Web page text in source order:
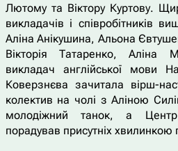
Лютому та Віктору Куртову.
викладачів і співробітників
Аліна Анікушина, Альона
Вікторія Татаренко, Аліна
викладач англійської мови
Коверзнєва зачитала вірш-
колектив на чолі з Аліною
молодіжний танок, а Центр
порадував присутніх хвилинкою